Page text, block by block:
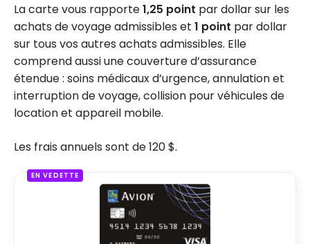
La carte vous rapporte1,25 point par dollar sur les
achats de voyage admissibles et 1 point par dollar
sur tous vos autres achats admissibles. Elle
comprend aussi une couverture d’assurance
étendue : soins médicaux d’urgence, annulation et
interruption de voyage, collision pour véhicules de
location et appareil mobile.
Les frais annuels sont de 120 $.
EN VEDETTE